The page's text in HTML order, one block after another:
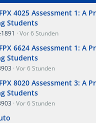
4025 Assessment 1: A
Students
Vor 6 Stunden
6624 Assessment 1: A
Students
Vor 6 Stunden
8020 Assessment 3: A
Students
Vor 6 Stunden